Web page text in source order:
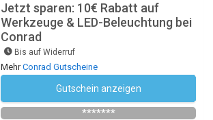
Jetzt sparen: 10€ Rabatt auf
Werkzeuge & LED-Beleuchtung bei
Conrad
Bis auf Widerruf
MehrConrad Gutscheine
Gutschein anzeigen
*******